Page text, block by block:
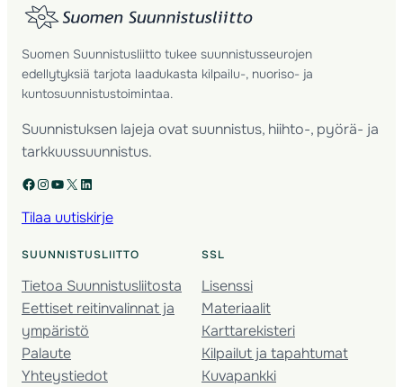
Suomen Suunnistusliitto tukee suunnistusseurojen
edellytyksiä tarjota laadukasta kilpailu-, nuoriso- ja
kuntosuunnistustoimintaa.
Suunnistuksen lajeja ovat suunnistus, hiihto-, pyörä- ja
tarkkuussuunnistus.
Facebook Instagram YouTube X LinkedIn
Tilaa uutiskirje
SUUNNISTUSLIITTO
Tietoa Suunnistusliitosta
Eettiset reitinvalinnat ja
ympäristö
Palaute
Yhteystiedot
SSL
Lisenssi
Materiaalit
Karttarekisteri
Kilpailut ja tapahtumat
Kuvapankki